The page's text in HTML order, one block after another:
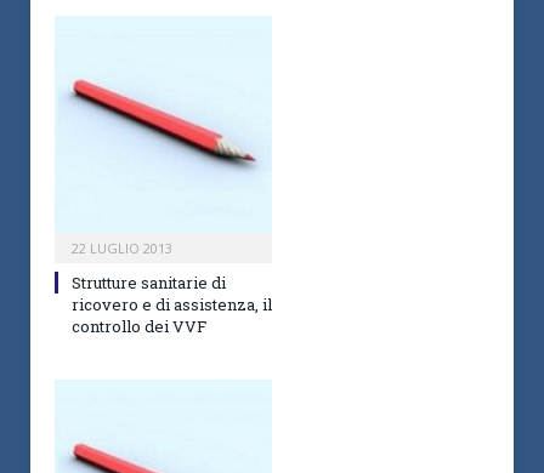
22 LUGLIO 2013
Strutture sanitarie di
ricovero e di assistenza, il
controllo dei VVF